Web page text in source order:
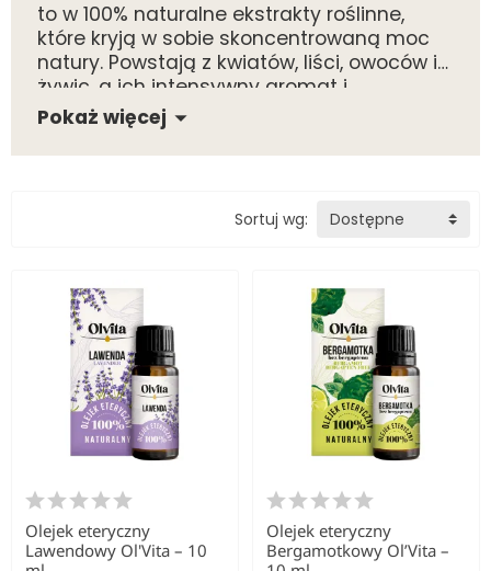
to w 100% naturalne ekstrakty roślinne,
które kryją w sobie skoncentrowaną moc
natury. Powstają z kwiatów, liści, owoców i
żywic, a ich intensywny aromat i
właściwości terapeutyczne sprawiają, że
od wieków wykorzystywane są w
aromaterapii, pielęgnacji skóry oraz
To czysta esencja roślin – naturalne
wsparcie dla ciała, umysłu i emocji.
Pokaż więcej
Sortuj wg: Dostępne
Olejek eteryczny
Lawendowy Ol'Vita – 10
Olejek eteryczny
Bergamotkowy Ol’Vita –